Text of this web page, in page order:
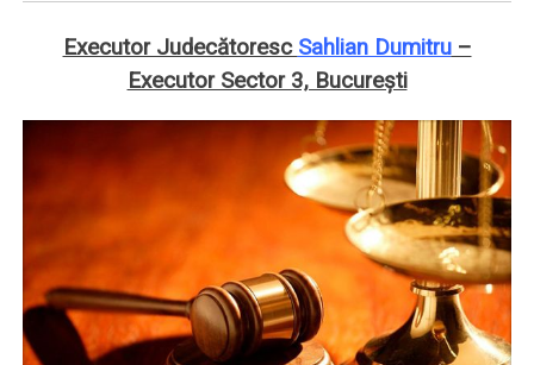
Executor Judecătoresc Sahlian Dumitru–
Executor Sector 3, Bucureşti